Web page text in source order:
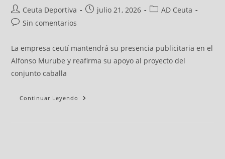
Ceuta Deportiva julio 21, 2026
AD Ceuta
Sin comentarios
La empresa ceutí mantendrá su presencia publicitaria en el
Alfonso Murube y reafirma su apoyo al proyecto del
conjunto caballa
Continuar Leyendo